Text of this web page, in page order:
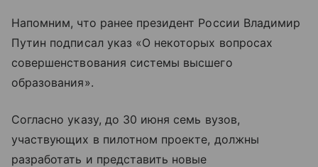
Напомним, что ранее президент России Владимир
Путин подписал указ «О некоторых вопросах
совершенствования системы высшего
образования».
Согласно указу, до 30 июня семь вузов,
участвующих в пилотном проекте, должны
разработать и представить новые